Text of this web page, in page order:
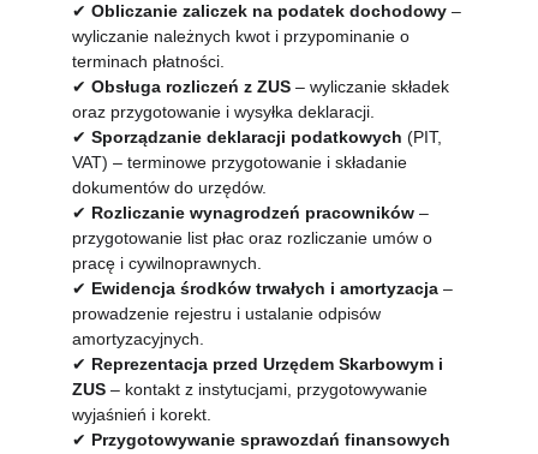
✔ Obliczanie zaliczek na podatek dochodowy –
wyliczanie należnych kwot i przypominanie o
terminach płatności.
✔ Obsługa rozliczeń z ZUS – wyliczanie składek
oraz przygotowanie i wysyłka deklaracji.
✔ Sporządzanie deklaracji podatkowych (PIT,
VAT) – terminowe przygotowanie i składanie
dokumentów do urzędów.
✔ Rozliczanie wynagrodzeń pracowników –
przygotowanie list płac oraz rozliczanie umów o
pracę i cywilnoprawnych.
✔ Ewidencja środków trwałych i amortyzacja –
prowadzenie rejestru i ustalanie odpisów
amortyzacyjnych.
✔ Reprezentacja przed Urzędem Skarbowym i
ZUS – kontakt z instytucjami, przygotowywanie
wyjaśnień i korekt.
✔ Przygotowywanie sprawozdań finansowych